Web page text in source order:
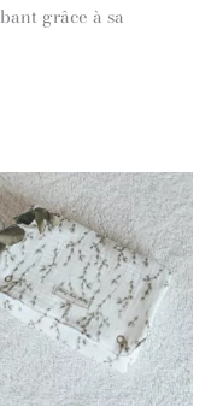
grâce à sa